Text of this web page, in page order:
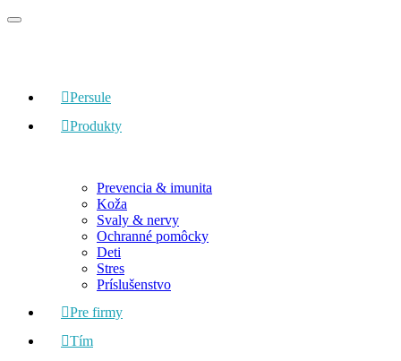
Preskočiť
Persule
Produkty
Prevencia & imunita
Koža
Svaly & nervy
Ochranné pomôcky
Deti
Stres
Príslušenstvo
Pre firmy
Tím